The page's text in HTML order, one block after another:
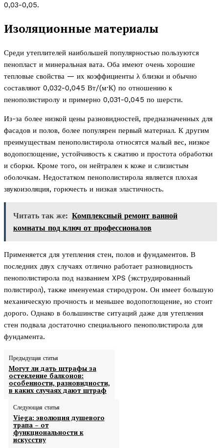
0,03-0,05.
Изоляционные материалы
Среди утеплителей наибольшей популярностью пользуются
пенопласт и минеральная вата. Оба имеют очень хорошие
тепловые свойства — их коэффициенты λ близки и обычно
составляют 0,032-0,045 Вт/(м·К) по отношению к
пенополистиролу и примерно 0,031-0,045 по шерсти.
Из-за более низкой цены разновидностей, предназначенных для
фасадов и полов, более популярен первый материал. К другим
преимуществам пенополистирола относятся малый вес, низкое
водопоглощение, устойчивость к сжатию и простота обработки
и сборки. Кроме того, он нейтрален к коже и слизистым
оболочкам. Недостатком пенополистирола является плохая
звукоизоляция, горючесть и низкая эластичность.
Читать так же: Комплексный ремонт ванной
комнаты под ключ от профессионалов
Применяется для утепления стен, полов и фундаментов. В
последних двух случаях отлично работает разновидность
пенополистирола под названием XPS (экструдированный
полистирол), также именуемая стиродуром. Он имеет большую
механическую прочность и меньшее водопоглощение, но стоит
дорого. Однако в большинстве ситуаций даже для утепления
стен подвала достаточно специального пенополистирола для
фундамента.
Предыдущая статья
Могут ли дать штрафы за
остекление балконов:
особенности, разновидности,
в каких случаях дают штраф
Следующая статья
Viega: эволюция душевого
трапа – от
функциональности к
искусству